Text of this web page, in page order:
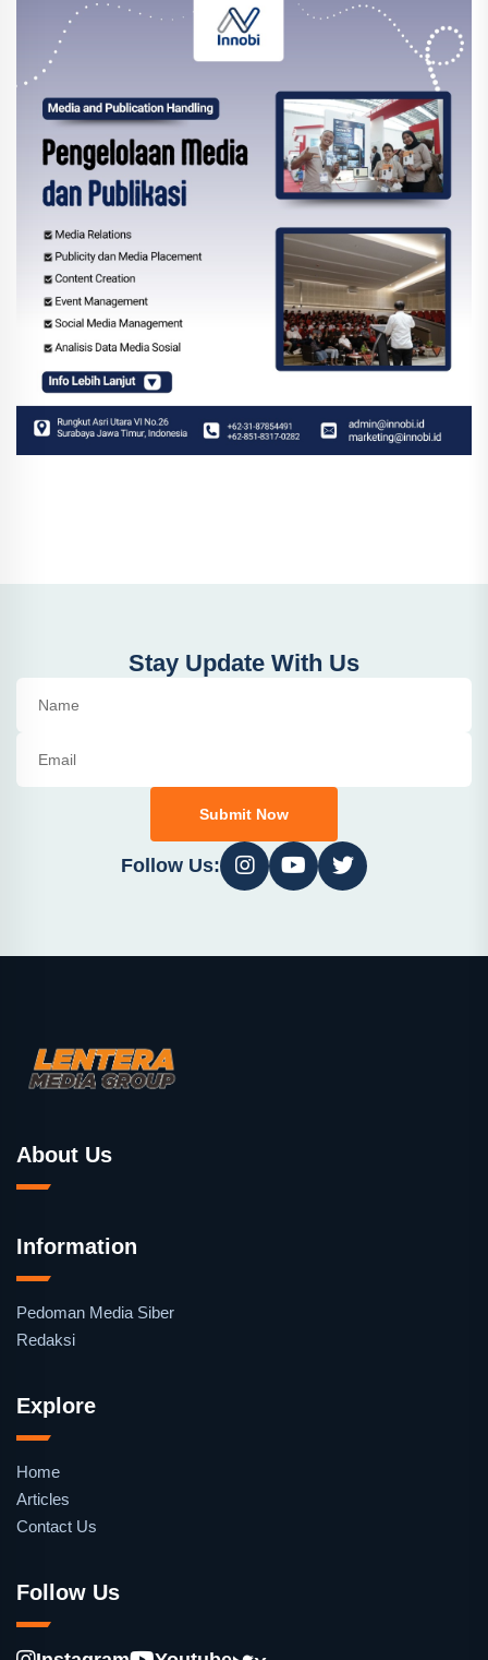
Stay Update With Us
Submit Now
Follow Us:
About Us
Information
Pedoman Media Siber
Redaksi
Explore
Home
Articles
Contact Us
Follow Us